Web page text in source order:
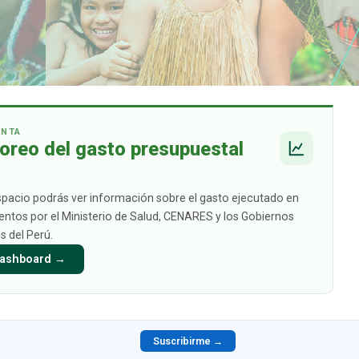
del gasto presupuestal
podrás ver información sobre el gasto ejecutado en
por el Ministerio de Salud, CENARES y los Gobiernos
del Perú.
→
Suscribirme →